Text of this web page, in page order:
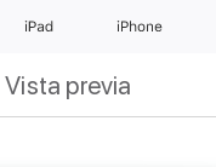
iPad iPhone
Vista previa